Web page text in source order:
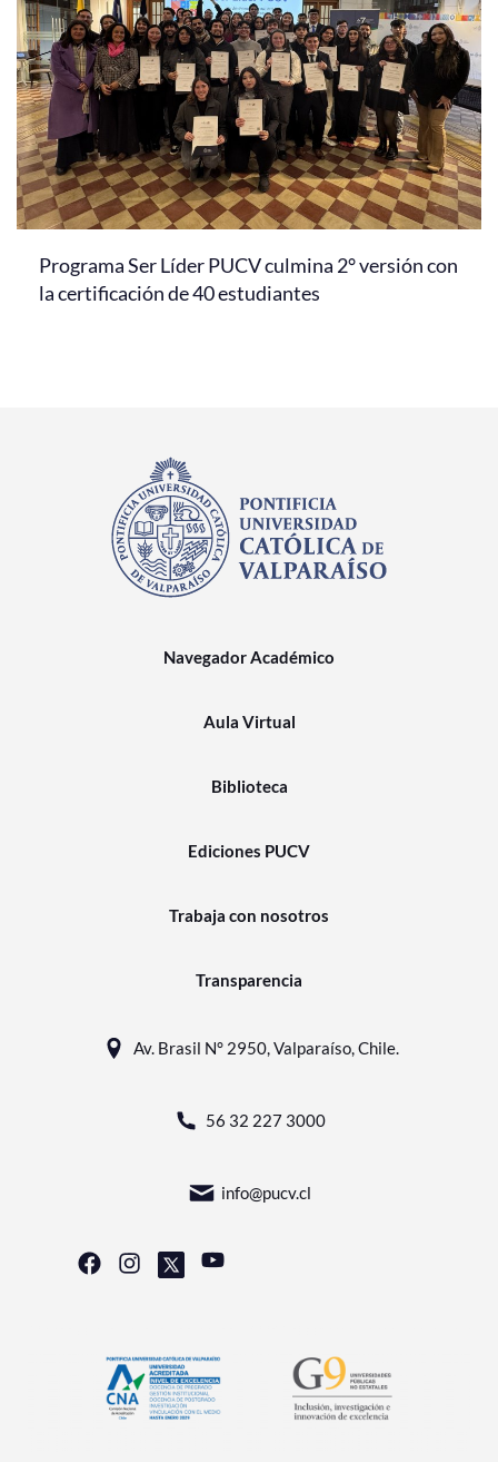
Programa Ser Líder PUCV culmina 2° versión con
la certificación de 40 estudiantes
Navegador Académico
Aula Virtual
Biblioteca
Ediciones PUCV
Trabaja con nosotros
Transparencia
Av. Brasil N° 2950, Valparaíso, Chile.
56 32 227 3000
info@pucv.cl